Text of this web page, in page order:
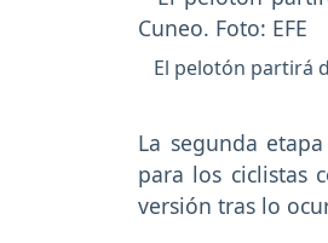
El pelotón partirá
La segunda
para los ciclistas
versión tras lo